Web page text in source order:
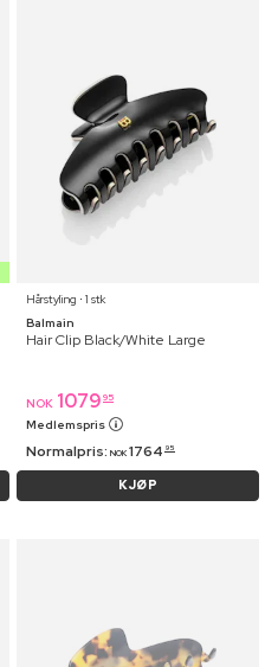
Hårstyling ⋅ 1 stk
Balmain
Hair Clip Black/White Large
NOK 1079 95
Medlemspris
Normalpris: NOK 1764 95
KJØP